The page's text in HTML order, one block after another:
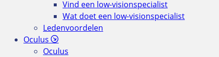
Vind een low-visionspecialist
Wat doet een low-visionspecialist
Ledenvoordelen
Oculus
Oculus